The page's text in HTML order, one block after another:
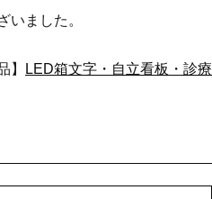
いました。
】
LED箱文字・自立看板・診療